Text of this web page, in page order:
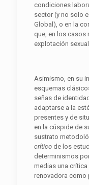
condiciones
sector (y no solo
Global), o en la
que, en los casos
explotación sexual.
Asimismo, en su
esquemas
señas de
adaptarse a la
presentes y de
en la cúspide de
sustrato
crítico de los
determinismos
medias una
renovadora como